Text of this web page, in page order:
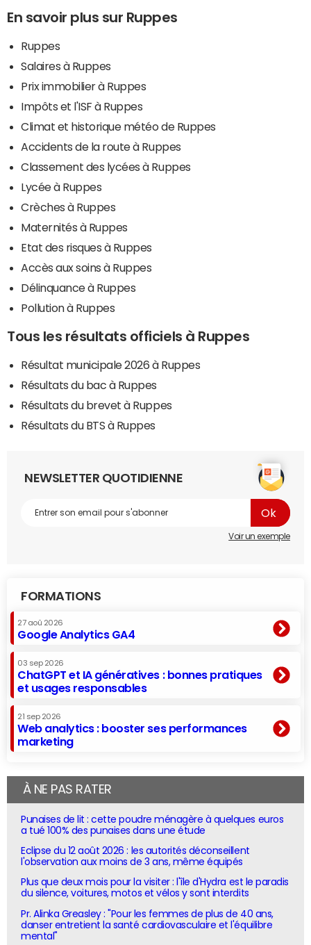
En savoir plus sur Ruppes
Ruppes
Salaires à Ruppes
Prix immobilier à Ruppes
Impôts et l'ISF à Ruppes
Climat et historique météo de Ruppes
Accidents de la route à Ruppes
Classement des lycées à Ruppes
Lycée à Ruppes
Crèches à Ruppes
Maternités à Ruppes
Etat des risques à Ruppes
Accès aux soins à Ruppes
Délinquance à Ruppes
Pollution à Ruppes
Tous les résultats officiels à Ruppes
Résultat municipale 2026 à Ruppes
Résultats du bac à Ruppes
Résultats du brevet à Ruppes
Résultats du BTS à Ruppes
NEWSLETTER QUOTIDIENNE
Voir un exemple
FORMATIONS
27 aoû 2026
Google Analytics GA4
03 sep 2026
ChatGPT et IA génératives : bonnes pratiques
et usages responsables
21 sep 2026
Web analytics : booster ses performances
marketing
À NE PAS RATER
Punaises de lit : cette poudre ménagère à quelques euros
a tué 100% des punaises dans une étude
Eclipse du 12 août 2026 : les autorités déconseillent
l'observation aux moins de 3 ans, même équipés
Plus que deux mois pour la visiter : l'île d'Hydra est le paradis
du silence, voitures, motos et vélos y sont interdits
Pr. Alinka Greasley : "Pour les femmes de plus de 40 ans,
danser entretient la santé cardiovasculaire et l'équilibre
mental"